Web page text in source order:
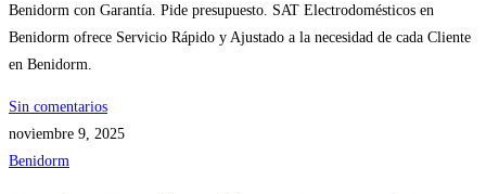
Benidorm con Garantía. Pide presupuesto. SAT Electrodomésticos en
Benidorm ofrece Servicio Rápido y Ajustado a la necesidad de cada Cliente
en Benidorm.
Sin comentarios
noviembre 9, 2025
Benidorm